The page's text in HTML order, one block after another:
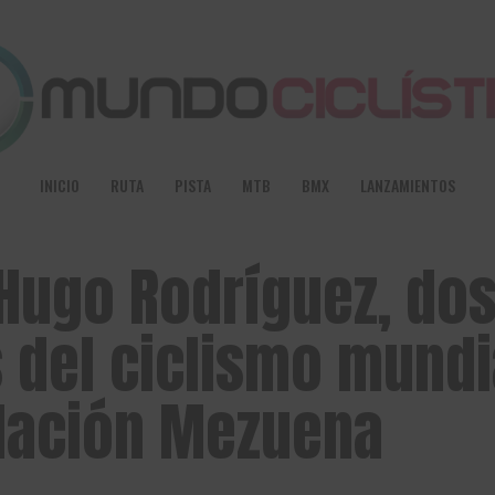
INICIO RUTA PISTA MTB BMX LANZAMIENTOS
Rodríguez,
ciclismo
Mezuena